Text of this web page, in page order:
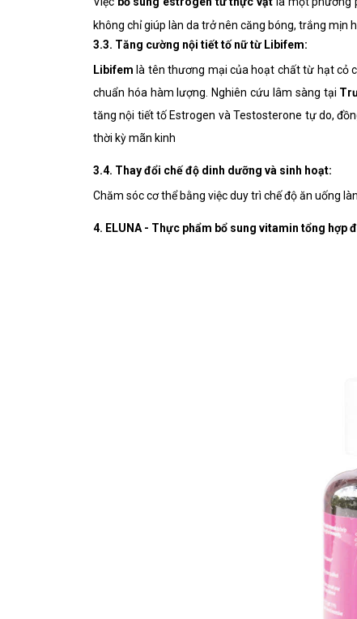
không chỉ giúp làn da trở nên căng bóng, trắng mịn
3.3. Tăng cường nội tiết tố nữ từ Libifem:
Libifem là tên thương mại của hoạt chất từ hạt cỏ
chuẩn hóa hàm lượng. Nghiên cứu lâm sàng tại
tăng nội tiết tố Estrogen và Testosterone tự do,
thời kỳ mãn kinh
3.4. Thay đổi chế độ dinh dưỡng và sinh hoạt:
Chăm sóc cơ thể bằng việc duy trì chế độ ăn uống
4. ELUNA - Thực phẩm bổ sung vitamin tổng hợp